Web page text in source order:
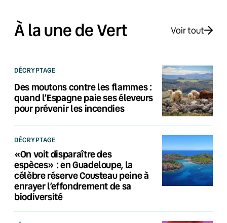
À la une de Vert Voir tout
DÉCRYPTAGE
Des moutons contre les flammes :
quand l’Espagne paie ses éleveurs
pour prévenir les incendies
DÉCRYPTAGE
«On voit disparaître des
espèces» : en Guadeloupe, la
célèbre réserve Cousteau peine à
enrayer l’effondrement de sa
biodiversité